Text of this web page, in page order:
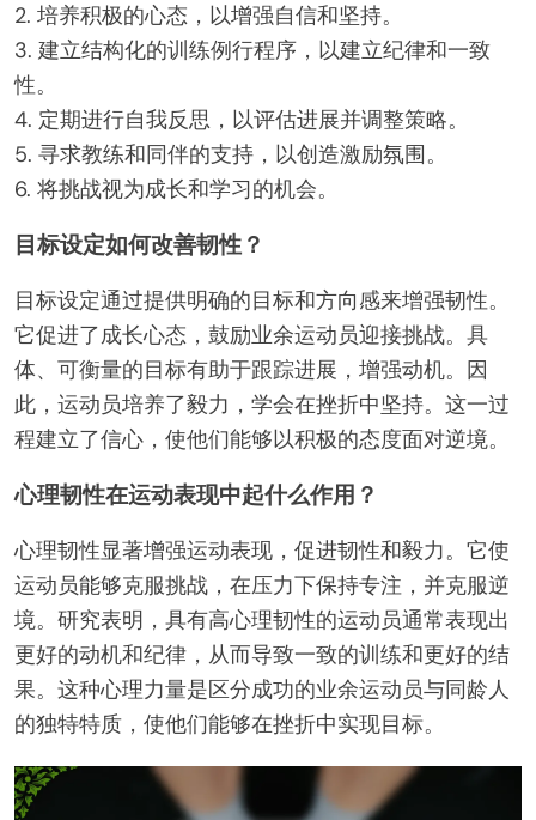
2. 培养积极的心态，以增强自信和坚持。
3. 建立结构化的训练例行程序，以建立纪律和一致
性。
4. 定期进行自我反思，以评估进展并调整策略。
5. 寻求教练和同伴的支持，以创造激励氛围。
6. 将挑战视为成长和学习的机会。
目标设定如何改善韧性？
目标设定通过提供明确的目标和方向感来增强韧性。
它促进了成长心态，鼓励业余运动员迎接挑战。具
体、可衡量的目标有助于跟踪进展，增强动机。因
此，运动员培养了毅力，学会在挫折中坚持。这一过
程建立了信心，使他们能够以积极的态度面对逆境。
心理韧性在运动表现中起什么作用？
心理韧性显著增强运动表现，促进韧性和毅力。它使
运动员能够克服挑战，在压力下保持专注，并克服逆
境。研究表明，具有高心理韧性的运动员通常表现出
更好的动机和纪律，从而导致一致的训练和更好的结
果。这种心理力量是区分成功的业余运动员与同龄人
的独特特质，使他们能够在挫折中实现目标。